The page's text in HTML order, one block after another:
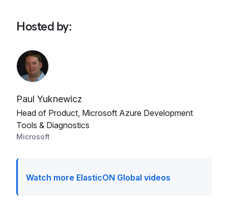
Hosted by:
Paul Yuknewicz
Head of Product, Microsoft Azure Development
Tools & Diagnostics
Microsoft
Watch more ElasticON Global videos